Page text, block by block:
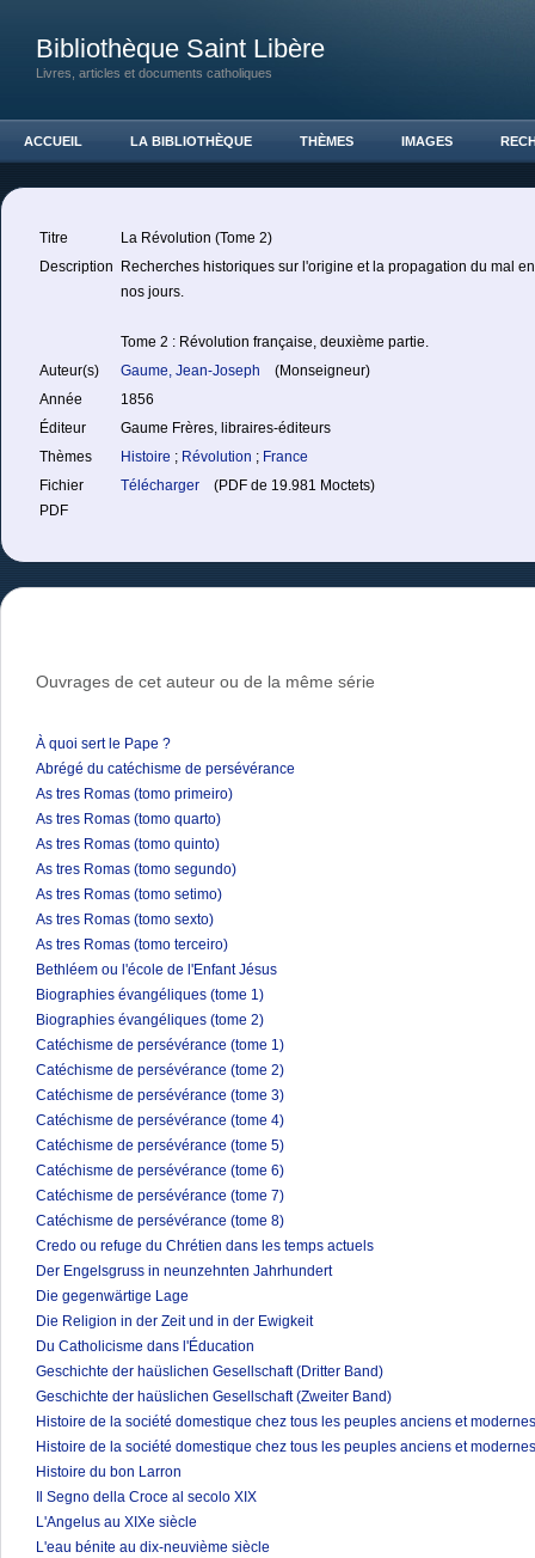
Bibliothèque Saint Libère
Livres, articles et documents catholiques
ACCUEIL LA BIBLIOTHÈQUE THÈMES IMAGES
Titre
La Révolution (Tome 2)
Description
Recherches historiques sur l'origine et la propagation du mal
nos jours.
Tome 2 : Révolution française, deuxième partie.
Auteur(s)
Gaume, Jean-Joseph
(Monseigneur)
Année
1856
Éditeur
Gaume Frères, libraires-éditeurs
Thèmes
Histoire ; Révolution ; France
Fichier
PDF
Télécharger (PDF de 19.981 Moctets)
Ouvrages de cet auteur ou de la même série
À quoi sert le Pape ?
Abrégé du catéchisme de persévérance
As tres Romas (tomo primeiro)
As tres Romas (tomo quarto)
As tres Romas (tomo quinto)
As tres Romas (tomo segundo)
As tres Romas (tomo setimo)
As tres Romas (tomo sexto)
As tres Romas (tomo terceiro)
Bethléem ou l'école de l'Enfant Jésus
Biographies évangéliques (tome 1)
Biographies évangéliques (tome 2)
Catéchisme de persévérance (tome 1)
Catéchisme de persévérance (tome 2)
Catéchisme de persévérance (tome 3)
Catéchisme de persévérance (tome 4)
Catéchisme de persévérance (tome 5)
Catéchisme de persévérance (tome 6)
Catéchisme de persévérance (tome 7)
Catéchisme de persévérance (tome 8)
Credo ou refuge du Chrétien dans les temps actuels
Der Engelsgruss in neunzehnten Jahrhundert
Die gegenwärtige Lage
Die Religion in der Zeit und in der Ewigkeit
Du Catholicisme dans l'Éducation
Geschichte der haüslichen Gesellschaft (Dritter Band)
Geschichte der haüslichen Gesellschaft (Zweiter Band)
Histoire de la société domestique chez tous les peuples anciens et
Histoire de la société domestique chez tous les peuples anciens et
Histoire du bon Larron
Il Segno della Croce al secolo XIX
L'Angelus au XIXe siècle
L'eau bénite au dix-neuvième siècle